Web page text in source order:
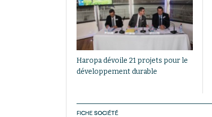
Haropa dévoile 21 projets pour le
développement durable
FICHE SOCIÉTÉ